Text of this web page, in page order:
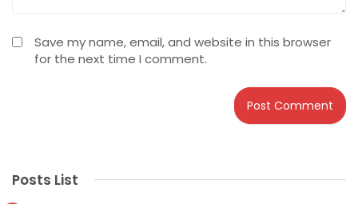
Save my name, email, and website in this browser
for the next time I comment.
Posts List